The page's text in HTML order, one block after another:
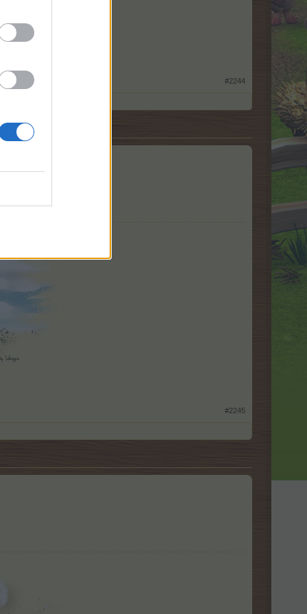
#2244
#2245